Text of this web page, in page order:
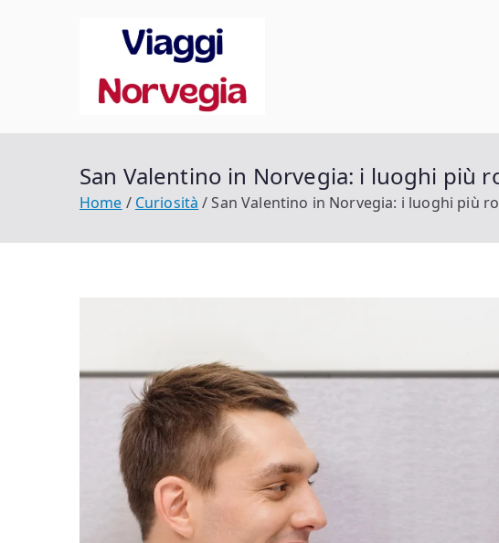
San Valentino in Norvegia: i luoghi più
Home Curiosità San Valentino in Norvegia: i luoghi più